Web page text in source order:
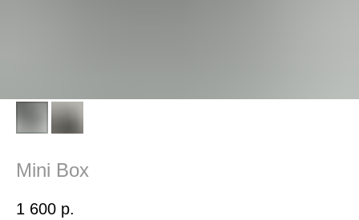
Mini Box
1 600 р.